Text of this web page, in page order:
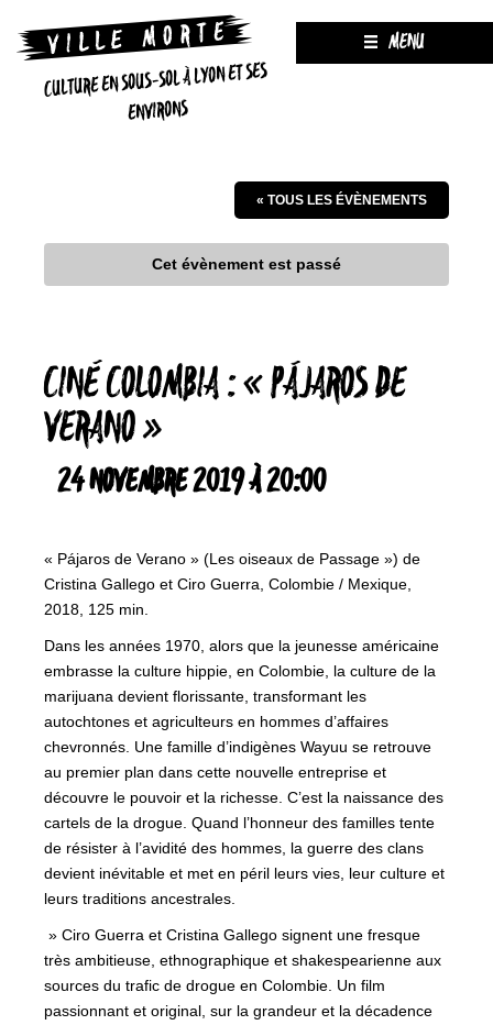
CULTURE EN SOUS-SOL À LYON ET SES
ENVIRONS
MENU
« TOUS LES ÉVÈNEMENTS
Cet évènement est passé
CINÉ COLOMBIA : « PÁJAROS DE
VERANO »
24 NOVEMBRE 2019 À 20:00
« Pájaros de Verano » (Les oiseaux de Passage ») de
Cristina Gallego et Ciro Guerra, Colombie / Mexique,
2018, 125 min.
Dans les années 1970, alors que la jeunesse américaine
embrasse la culture hippie, en Colombie, la culture de la
marijuana devient florissante, transformant les
autochtones et agriculteurs en hommes d’affaires
chevronnés. Une famille d’indigènes Wayuu se retrouve
au premier plan dans cette nouvelle entreprise et
découvre le pouvoir et la richesse. C’est la naissance des
cartels de la drogue. Quand l’honneur des familles tente
de résister à l’avidité des hommes, la guerre des clans
devient inévitable et met en péril leurs vies, leur culture et
leurs traditions ancestrales.
» Ciro Guerra et Cristina Gallego signent une fresque
très ambitieuse, ethnographique et shakespearienne aux
sources du trafic de drogue en Colombie. Un film
passionnant et original, sur la grandeur et la décadence